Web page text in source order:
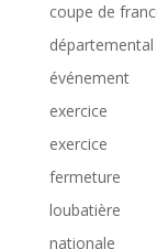
coupe de
événement
exercice
exercice
fermeture
loubatière
nationale